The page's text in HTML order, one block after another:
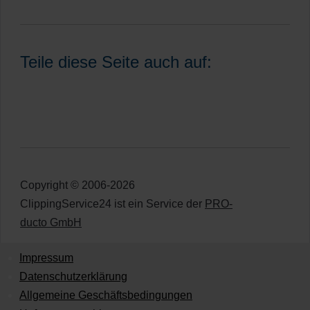
Teile diese Seite auch auf:
Copyright © 2006-2026
ClippingService24 ist ein Service der PRO-
ducto GmbH
Impressum
Datenschutzerklärung
Allgemeine Geschäftsbedingungen